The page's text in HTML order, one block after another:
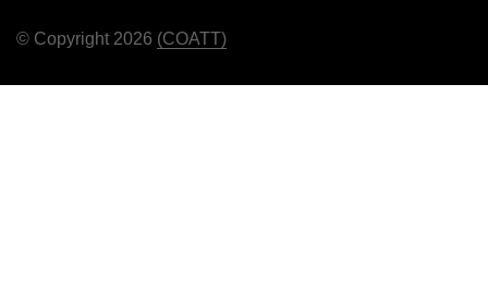
© Copyright 2026 (COATT)